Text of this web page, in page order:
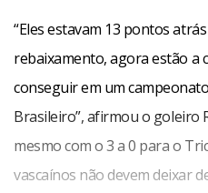
“Eles estavam 13 pontos
rebaixamento, agora estão a
conseguir em um
Brasileiro”, afirmou o goleiro
mesmo com o 3 a 0 para o
vascaínos não devem deixar